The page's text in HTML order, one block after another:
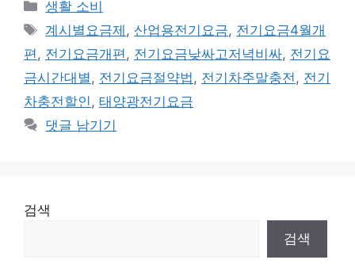
테
고
리
생활 소비
태
그
계시별요금제 ,산업용전기요금, 전기요금4월개
편 , 전기요금개편 , 전기요금낮싸고저녁비싸, 전기요
금시간대별 , 전기요금절약법 , 전기차주말충전 , 전기
차충전할인 , 태양광전기요금
댓글 남기기
검색
검색